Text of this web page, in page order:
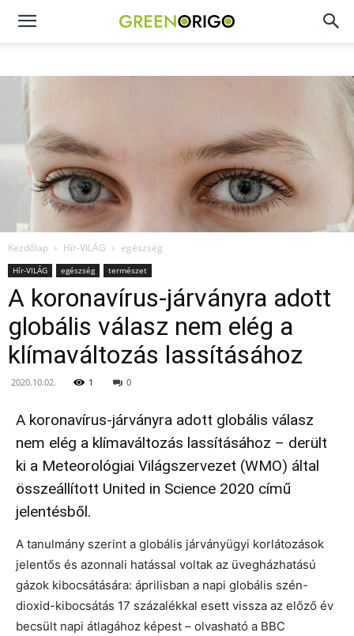
Green
Origo
portál
Kezdőlap Hír-VILÁG egészség
Hír-VILÁG egészség természet
A koronavírus-járványra adott
globális válasz nem elég a
klímaváltozás lassításához
2020.10.02. 1 0
A koronavírus-járványra adott globális válasz
nem elég a klímaváltozás lassításához – derült
ki a Meteorológiai Világszervezet (WMO) által
összeállított United in Science 2020 című
jelentésből.
A tanulmány szerint a globális járványügyi korlátozások
jelentős és azonnali hatással voltak az üvegházhatású
gázok kibocsátására: áprilisban a napi globális szén-
dioxid-kibocsátás 17 százalékkal esett vissza az előző év
becsült napi átlagához képest – olvasható a BBC